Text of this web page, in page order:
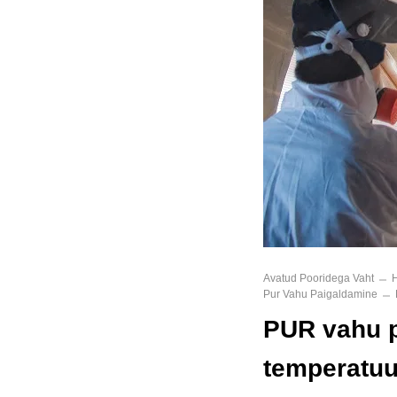
Avatud Pooridega Vaht
Pur Vahu Paigaldamine
PUR vahu